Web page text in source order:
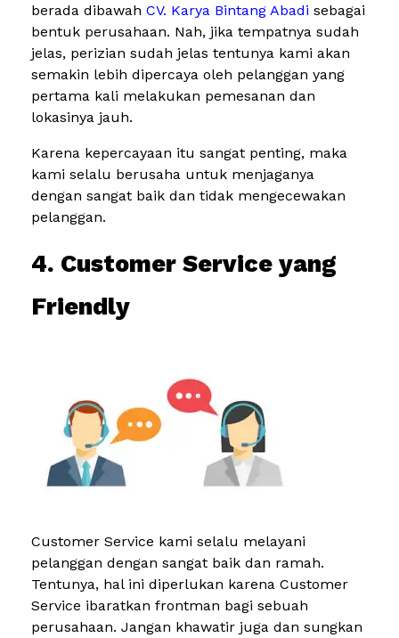
berada dibawah CV. Karya Bintang Abadi sebagai
bentuk perusahaan. Nah, jika tempatnya sudah
jelas, perizian sudah jelas tentunya kami akan
semakin lebih dipercaya oleh pelanggan yang
pertama kali melakukan pemesanan dan
lokasinya jauh.
Karena kepercayaan itu sangat penting, maka
kami selalu berusaha untuk menjaganya
dengan sangat baik dan tidak mengecewakan
pelanggan.
4. Customer Service yang
Friendly
Customer Service kami selalu melayani
pelanggan dengan sangat baik dan ramah.
Tentunya, hal ini diperlukan karena Customer
Service ibaratkan frontman bagi sebuah
perusahaan. Jangan khawatir juga dan sungkan